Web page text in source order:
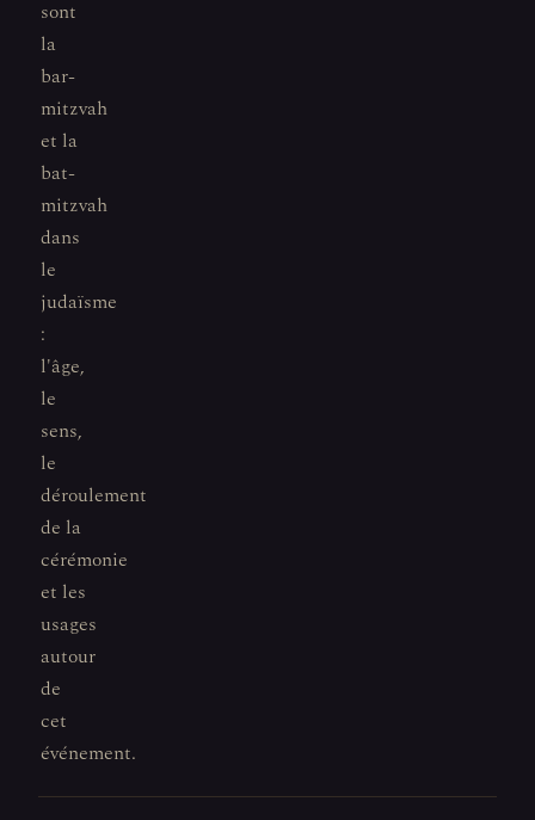
sont
la
bar-
mitzvah
et la
bat-
mitzvah
dans
le
judaïsme
:
l'âge,
le
sens,
le
déroulement
de la
cérémonie
et les
usages
autour
de
cet
événement.